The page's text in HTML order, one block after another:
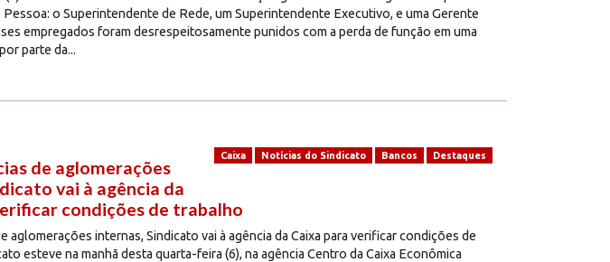
Pessoa: o Superintendente de Rede, um Superintendente Executivo, e uma Gerente
empregados foram desrespeitosamente punidos com a perda de função em uma
parte da...
Caixa Notícias do Sindicato Bancos Destaques
de aglomerações
vai à agência da
condições de trabalho
aglomerações internas, Sindicato vai à agência da Caixa para verificar condições de
esteve na manhã desta quarta-feira (6), na agência Centro da Caixa Econômica